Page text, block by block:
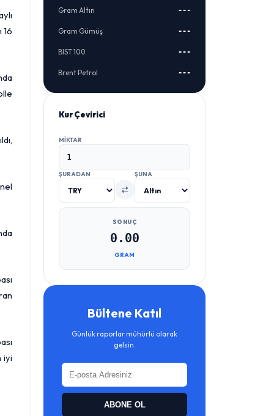
16
iyi
Gram Altın ---
Gram Gümüş ---
BIST 100 ---
Brent Petrol ---
Kur Çevirici
MIKTAR
ŞURADAN ŞUNA
SONUÇ
0.00
GRAM
Bültene Katıl
Günlük raporlar mühürlü olarak
gelsin.
ABONE OL